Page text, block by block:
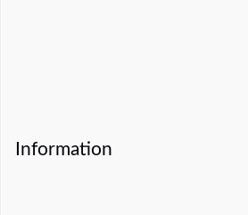
Information